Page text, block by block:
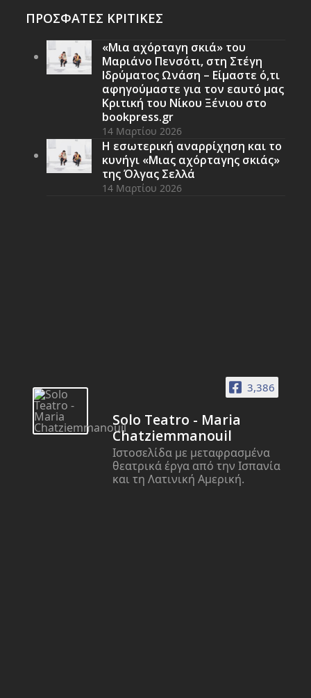
ΠΡΟΣΦΑΤΕΣ ΚΡΙΤΙΚΕΣ
«Μια αχόρταγη σκιά» του
Μαριάνο Πενσότι, στη Στέγη
Ιδρύματος Ωνάση – Είμαστε ό,τι
αφηγούμαστε για τον εαυτό μας
Κριτική του Νίκου Ξένιου στο
bookpress.gr
14 Μαρτίου 2026
Η εσωτερική αναρρίχηση και το
κυνήγι «Μιας αχόρταγης σκιάς»
της Όλγας Σελλά
14 Μαρτίου 2026
3,386
Solo Teatro - Maria
Chatziemmanouil
Ιστοσελίδα με μεταφρασμένα
θεατρικά έργα από την Ισπανία
και τη Λατινική Αμερική.